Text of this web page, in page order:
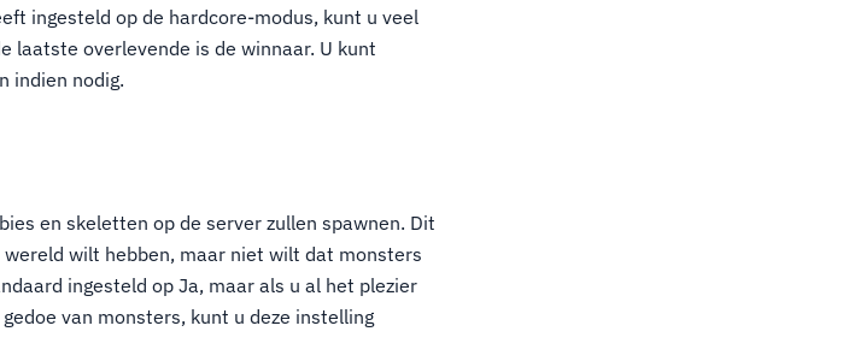
ingesteld op de hardcore-modus, kunt u veel
laatste overlevende is de winnaar. U kunt
indien nodig.
en skeletten op de server zullen spawnen. Dit
wilt hebben, maar niet wilt dat monsters
ingesteld op Ja, maar als u al het plezier
van monsters, kunt u deze instelling